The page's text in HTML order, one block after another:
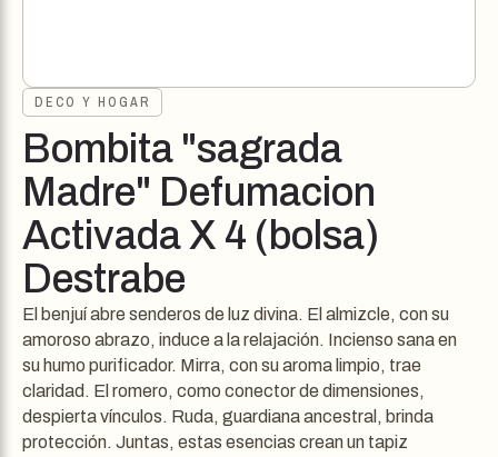
DECO Y HOGAR
Bombita "sagrada
Madre" Defumacion
Activada X 4 (bolsa)
Destrabe
El benjuí abre senderos de luz divina. El almizcle, con su
amoroso abrazo, induce a la relajación. Incienso sana en
su humo purificador. Mirra, con su aroma limpio, trae
claridad. El romero, como conector de dimensiones,
despierta vínculos. Ruda, guardiana ancestral, brinda
protección. Juntas, estas esencias crean un tapiz